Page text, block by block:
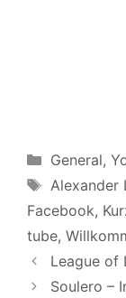
Categories
General,
Tags
Alexander
Facebook,
tube,
League of
Soulero –